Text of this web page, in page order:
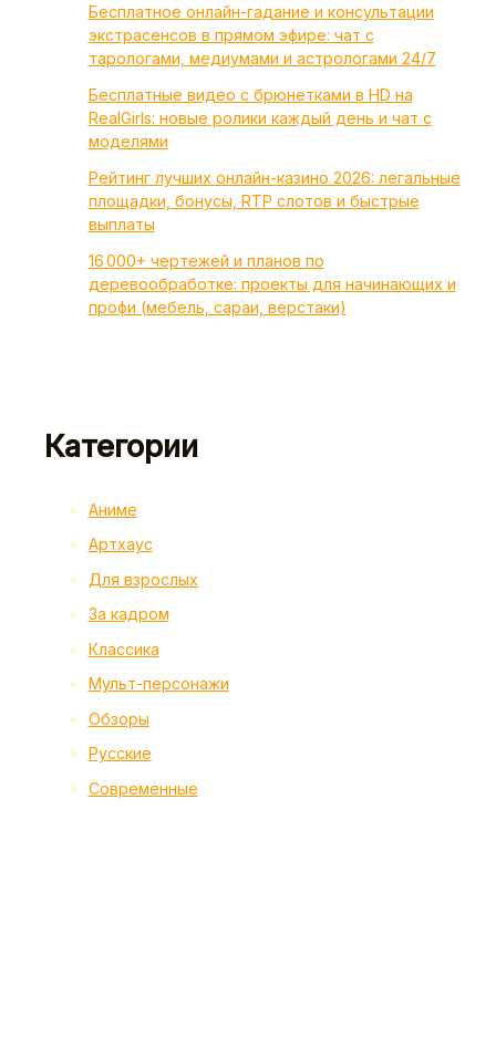
Бесплатное онлайн-гадание и консультации
экстрасенсов в прямом эфире: чат с
тарологами, медиумами и астрологами 24/7
Бесплатные видео с брюнетками в HD на
RealGirls: новые ролики каждый день и чат с
моделями
Рейтинг лучших онлайн-казино 2026: легальные
площадки, бонусы, RTP слотов и быстрые
выплаты
16 000+ чертежей и планов по
деревообработке: проекты для начинающих и
профи (мебель, сараи, верстаки)
Категории
Аниме
Артхаус
Для взрослых
За кадром
Классика
Мульт-персонажи
Обзоры
Русские
Современные